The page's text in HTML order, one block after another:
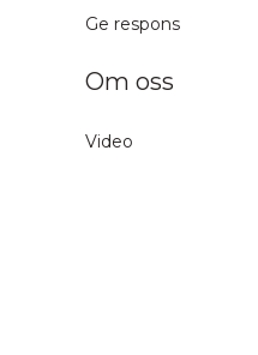
Ge respons
Om oss
Video